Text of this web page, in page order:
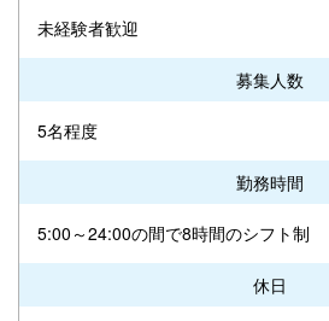
未経験者歓迎
募集人数
5名程度
勤務時間
5:00～24:00の間で8時間のシフト制
休日